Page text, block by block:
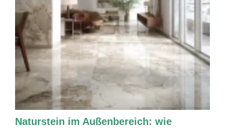
Naturstein im Außenbereich: wie